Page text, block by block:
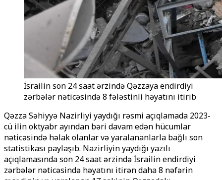
İsrailin son 24 saat ərzində Qəzzaya endirdiyi
zərbələr nəticəsində 8 fələstinli həyatını itirib
Qəzza Səhiyyə Nazirliyi yaydığı rəsmi açıqlamada 2023-
cü ilin oktyabr ayından bəri davam edən hücumlar
nəticəsində həlak olanlar və yaralananlarla bağlı son
statistikası paylaşıb. Nazirliyin yaydığı yazılı
açıqlamasında son 24 saat ərzində İsrailin endirdiyi
zərbələr nəticəsində həyatını itirən daha 8 nəfərin